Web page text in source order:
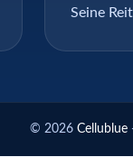
Seine
© 2026 Cellublue